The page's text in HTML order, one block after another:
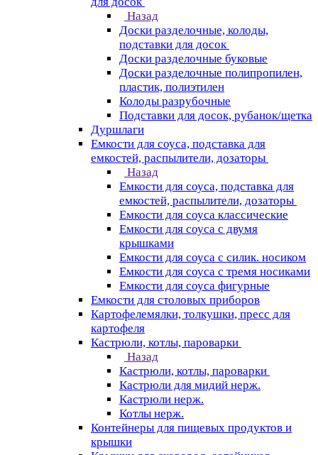
Назад
Доски разделочные, колоды,
подставки для досок
Доски разделочные буковые
Доски разделочные полипропилен,
пластик, полиэтилен
Колоды разрубочные
Подставки для досок, рубанок/щетка
Дуршлаги
Емкости для соуса, подставка для
емкостей, распылители, дозаторы
Назад
Емкости для соуса, подставка для
емкостей, распылители, дозаторы
Емкости для соуса классические
Емкости для соуса с двумя
крышками
Емкости для соуса с силик. носиком
Емкости для соуса с тремя носиками
Емкости для соуса фигурные
Емкости для столовых приборов
Картофелемялки, толкушки, пресс для
картофеля
Кастрюли, котлы, пароварки
Назад
Кастрюли, котлы, пароварки
Кастрюли для мидий нерж.
Кастрюли нерж.
Котлы нерж.
Контейнеры для пищевых продуктов и
крышки